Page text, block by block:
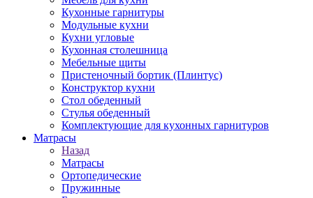
Кухонные гарнитуры
Модульные кухни
Кухни угловые
Кухонная столешница
Мебельные щиты
Пристеночный бортик (Плинтус)
Конструктор кухни
Стол обеденный
Стулья обеденный
Комплектующие для кухонных гарнитуров
Матраcы
Назад
Матраcы
Ортопедические
Пружинные